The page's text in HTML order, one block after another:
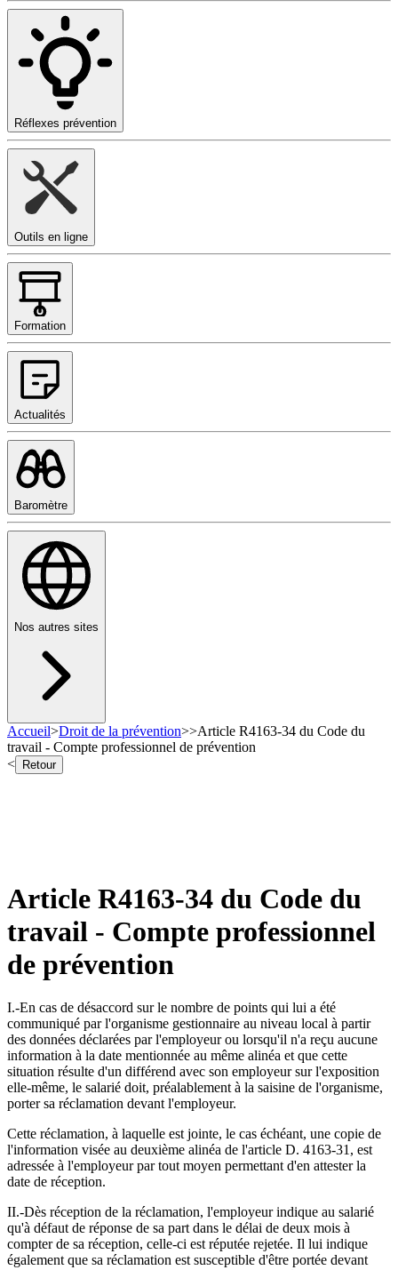
Réflexes prévention
Outils en ligne
Formation
Actualités
Baromètre
Nos autres sites
Accueil>Droit de la prévention>>Article R4163-34 du Code du
travail - Compte professionnel de prévention
<
Retour
Article R4163-34 du Code du
travail - Compte professionnel
de prévention
I.-En cas de désaccord sur le nombre de points qui lui a été
communiqué par l'organisme gestionnaire au niveau local à partir
des données déclarées par l'employeur ou lorsqu'il n'a reçu aucune
information à la date mentionnée au même alinéa et que cette
situation résulte d'un différend avec son employeur sur l'exposition
elle-même, le salarié doit, préalablement à la saisine de l'organisme,
porter sa réclamation devant l'employeur.
Cette réclamation, à laquelle est jointe, le cas échéant, une copie de
l'information visée au deuxième alinéa de l'article D. 4163-31, est
adressée à l'employeur par tout moyen permettant d'en attester la
date de réception.
II.-Dès réception de la réclamation, l'employeur indique au salarié
qu'à défaut de réponse de sa part dans le délai de deux mois à
compter de sa réception, celle-ci est réputée rejetée. Il lui indique
également que sa réclamation est susceptible d'être portée devant